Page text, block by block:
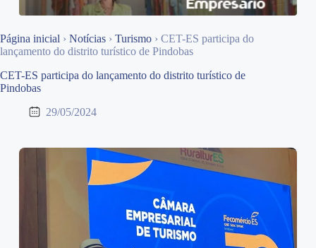
Página inicial › Notícias › Turismo › CET-ES participa do
lançamento do distrito turístico de Pindobas
CET-ES participa do lançamento do distrito turístico de
Pindobas
29/05/2024